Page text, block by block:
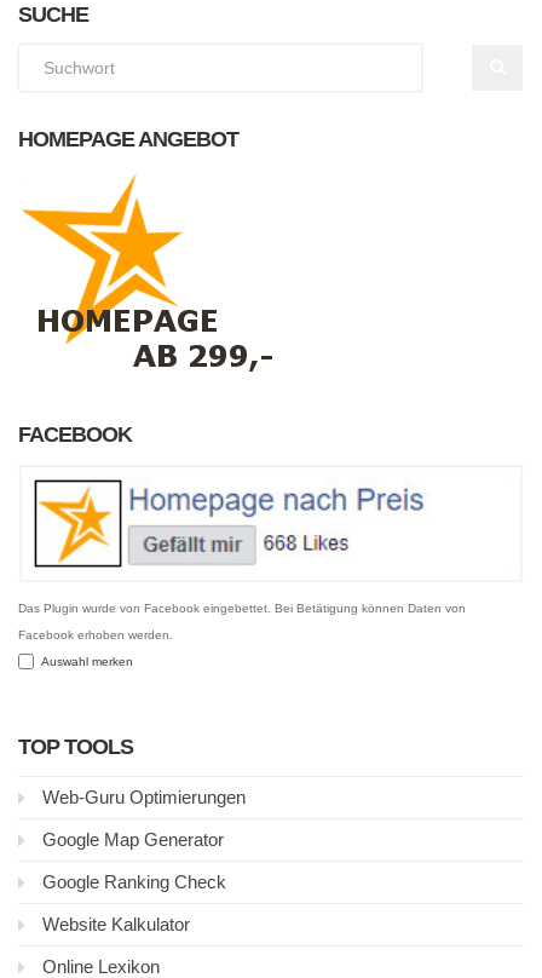
SUCHE
HOMEPAGE ANGEBOT
FACEBOOK
Das Plugin wurde von Facebook eingebettet. Bei Betätigung können Daten von
Facebook erhoben werden.
Auswahl merken
TOP TOOLS
Web-Guru Optimierungen
Google Map Generator
Google Ranking Check
Website Kalkulator
Online Lexikon